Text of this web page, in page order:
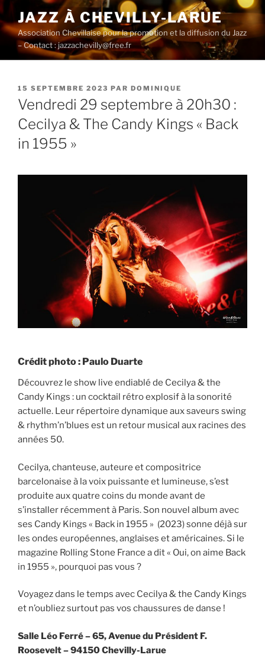
au
contenu
principal
JAZZ À CHEVILLY-LARUE
Association Chevillaise pour la promotion et la diffusion du Jazz
– Contact : jazzachevilly@free.fr
PUBLIÉ
LE
15 SEPTEMBRE 2023 PAR DOMINIQUE
Vendredi 29 septembre à 20h30 :
Cecilya & The Candy Kings « Back
in 1955 »
Crédit photo : Paulo Duarte
Découvrez le show live endiablé de Cecilya & the
Candy Kings : un cocktail rétro explosif à la sonorité
actuelle. Leur répertoire dynamique aux saveurs swing
& rhythm’n’blues est un retour musical aux racines des
années 50.
Cecilya, chanteuse, auteure et compositrice
barcelonaise à la voix puissante et lumineuse, s’est
produite aux quatre coins du monde avant de
s’installer récemment à Paris. Son nouvel album avec
ses Candy Kings « Back in 1955 » (2023) sonne déjà sur
les ondes européennes, anglaises et américaines. Si le
magazine Rolling Stone France a dit « Oui, on aime Back
in 1955 », pourquoi pas vous ?
Voyagez dans le temps avec Cecilya & the Candy Kings
et n’oubliez surtout pas vos chaussures de danse !
Salle Léo Ferré – 65, Avenue du Président F.
Roosevelt – 94150 Chevilly-Larue